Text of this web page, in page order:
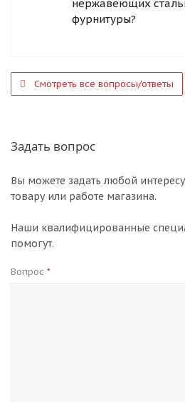
нержавеющих
фурнитуры?
Смотреть все вопросы/ответы
Задать вопрос
Вы можете задать любой
товару или работе магазина.
Наши квалифицированные
помогут.
Вопрос *